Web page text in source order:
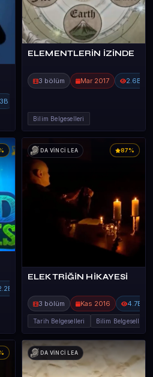
ELEMENTLERİN İZİNDE
3 bölüm Mar 2017 2.6B
Bilim Belgeselleri
DA VİNCİ LEA 87%
ELEKTRİĞİN HİKAYESİ
3 bölüm Kas 2016 4.7B
Tarih Belgeselleri Bilim Belgeselleri
DA VİNCİ LEA